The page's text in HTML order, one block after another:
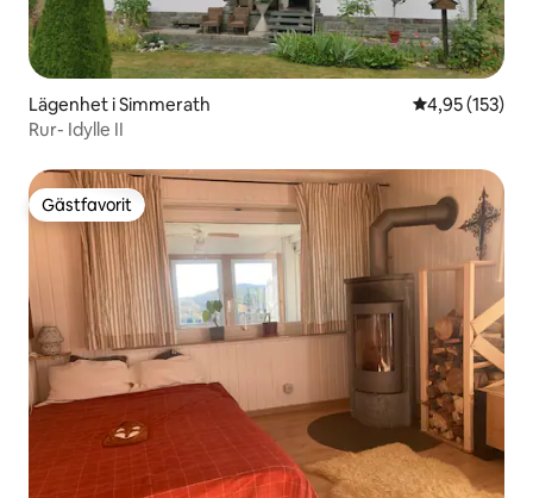
Lägenhet i Simmerath 4,95 av 5 i
4,95 (153)
Rur- Idylle II
Gästfavorit
Gästfavorit